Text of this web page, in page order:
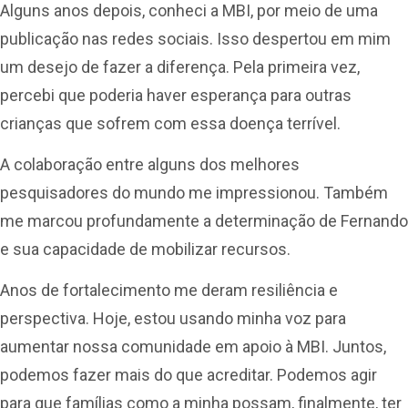
Alguns anos depois, conheci a MBI, por meio de uma
publicação nas redes sociais. Isso despertou em mim
um desejo de fazer a diferença. Pela primeira vez,
percebi que poderia haver esperança para outras
crianças que sofrem com essa doença terrível.
A colaboração entre alguns dos melhores
pesquisadores do mundo me impressionou. Também
me marcou profundamente a determinação de Fernando
e sua capacidade de mobilizar recursos.
Anos de fortalecimento me deram resiliência e
perspectiva. Hoje, estou usando minha voz para
aumentar nossa comunidade em apoio à MBI. Juntos,
podemos fazer mais do que acreditar. Podemos agir
para que famílias como a minha possam, finalmente, ter